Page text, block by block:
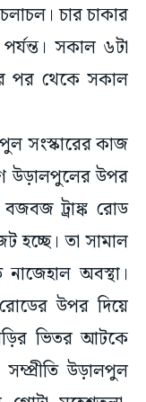
চার চাকার
পর্যন্ত। সকাল ৬টা
পর থেকে সকাল
সংস্কারের কাজ
উড়ালপুলের উপর
ট্রাঙ্ক রোড
হচ্ছে। তা সামাল
অবস্থা।
উপর দিয়ে
ভিতর আটকে
সম্প্রীতি উড়ালপুল